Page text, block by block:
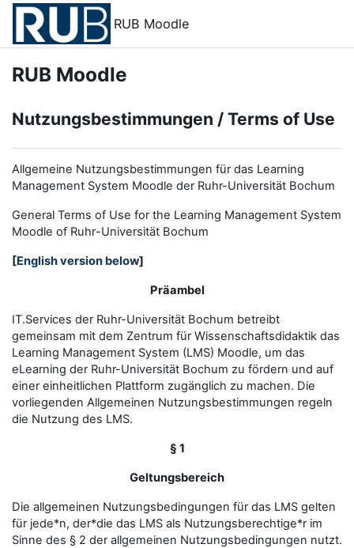
Zum Hauptinhalt
RUB Moodle
RUB Moodle
Nutzungsbestimmungen / Terms of Use
Allgemeine Nutzungsbestimmungen für das Learning
Management System Moodle der Ruhr-Universität Bochum
General Terms of Use for the Learning Management System
Moodle of Ruhr-Universität Bochum
[English version below]
Präambel
IT.Services der Ruhr-Universität Bochum betreibt
gemeinsam mit dem Zentrum für Wissenschaftsdidaktik das
Learning Management System (LMS) Moodle, um das
eLearning der Ruhr-Universität Bochum zu fördern und auf
einer einheitlichen Plattform zugänglich zu machen. Die
vorliegenden Allgemeinen Nutzungsbestimmungen regeln
die Nutzung des LMS.
§ 1
Geltungsbereich
Die allgemeinen Nutzungsbedingungen für das LMS gelten
für jede*n, der*die das LMS als Nutzungsberechtige*r im
Sinne des § 2 der allgemeinen Nutzungsbedingungen nutzt.